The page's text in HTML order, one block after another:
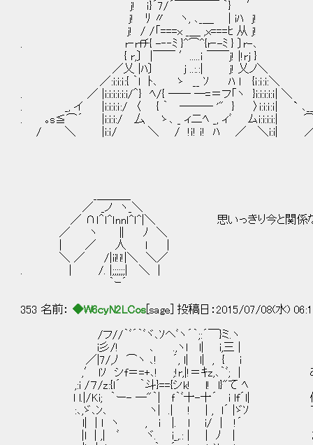
j! ｉ}´7/´￣￣￣￣ ｀} ′
j! ﾘ 〃 ヽ, ､_＿ | iﾊ j!
j! / /「===x _＿ ,x===ﾋ 从 j! あー
. r‐rfﾁ{ -‐‐ﾐ }^⌒^{r‐-ﾐ } 〕r-､
{ r,〕 |￣￣ ′.....ｉ ￣￣j! |!rj }
／乂 |ﾊ〕 j ..:.:| j! 乂ノ＼
／:i:i:ｉ:{ ｀l ﾄ､ ゝ __ ｿ ﾊ l {ｉ:ｉ:i:＼
. ／ |i:i:i:i:i:i/＾} ﾍ/{ ── ─=＝フ「ヽ }i:i:i:i:ｉ| ＼
. _, イ |i:i:i:ｉ:/ 〈 { ｀ ─── '" } 〉i:i:ｉ:ｉ| ` ､__
. ｡s≦⌒´ |i:i:i:/ 厶 ゝ､ _ ィ二ﾍ _, ィﾞ ムi:i:i:i:|
/ ＼ |i:ｉ/ ＼ / !ｉ! ｉ! ﾊ ／ ＼i:i|
／ _ノ ヽ_＼
／ ∩ｌ＾ｌ^ｌnnｌ^ｌ^|＼ 思いっきり今と関係な
／ ヽ ∥ ﾉ ＼
| ／ 人 ｌ |
＼ ／ /|ii!i!|＼ ＼／
. | /. |;;;;;;| ＼ |
｀ｰ´
353 名前： ◆W6cyN2LCos [sage] 投稿日：2015/07/08(水)
/フ//｀ﾞ´｀ﾞヾ､ｿヘﾞヽ´｀;:´￣}ミ.ヽ
i彡/! ､ .,ヽl l| i,三 |
／|7/,ﾉ ⌒ヽ ､! ´, l| l| , { i
,′ lｿ シf＝=+､! ;!r,|!＝ｷz,､｀ﾞ; | ある、
,:i /７/z:{l´ ｀斗}=={シk! l! l}"て ﾍ
l l.|/Ki; ｀ー- ―"｀| ｆ｀ﾞ十-十´ i lf´l| 俺は宇宙
:､,ゞ､ﾝ､ ヽ| .| ! | , l´ |ゞｿ でも正確な時
l| | l ヽ , i |. l i/ | !´
|l | ,| ﾞ ヾ. i_,.: | | ﾉ | だったら襲っ